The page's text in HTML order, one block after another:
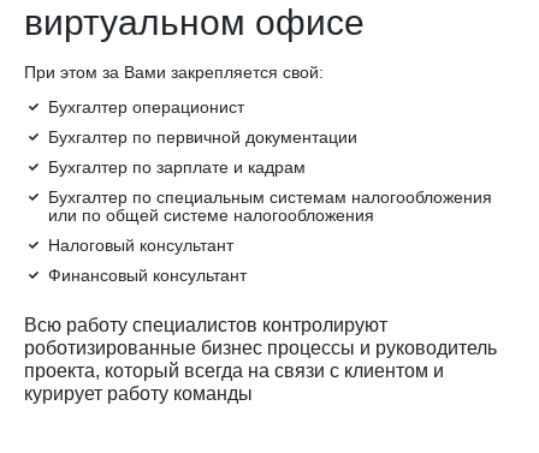
виртуальном офисе
При этом за Вами закрепляется свой:
Бухгалтер операционист
Бухгалтер по первичной документации
Бухгалтер по зарплате и кадрам
Бухгалтер по специальным системам налогообложения
или по общей системе налогообложения
Налоговый консультант
Финансовый консультант
Всю работу специалистов контролируют
роботизированные бизнес процессы и руководитель
проекта, который всегда на связи с клиентом и
курирует работу команды